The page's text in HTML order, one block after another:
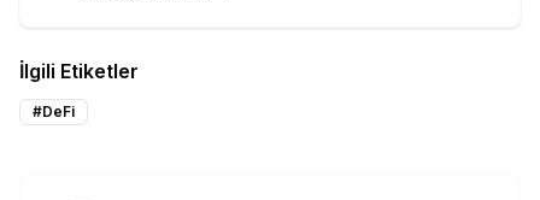
İlgili Etiketler
#DeFi